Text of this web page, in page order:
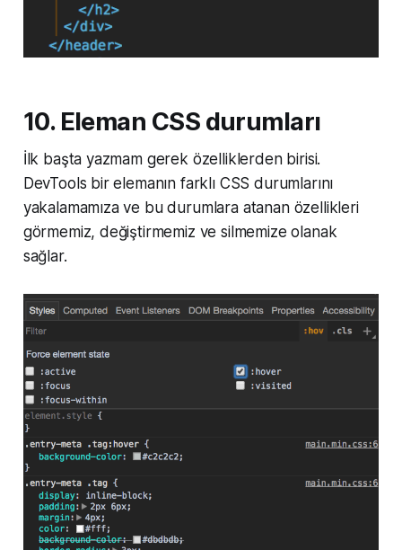
10. Eleman CSS durumları
İlk başta yazmam gerek özelliklerden birisi.
DevTools bir elemanın farklı CSS durumlarını
yakalamamıza ve bu durumlara atanan özellikleri
görmemiz, değiştirmemiz ve silmemize olanak
sağlar.